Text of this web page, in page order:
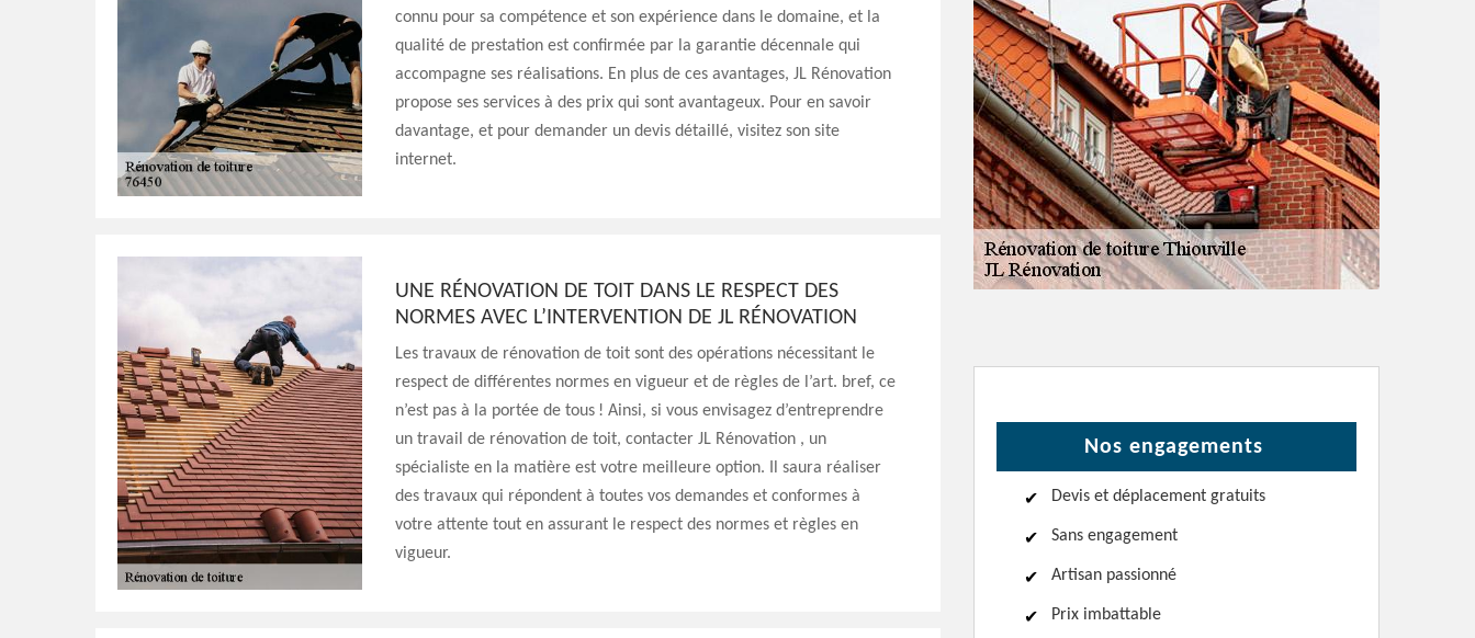
connu pour sa compétence et son expérience dans le domaine, et la
qualité de prestation est confirmée par la garantie décennale qui
accompagne ses réalisations. En plus de ces avantages, JL Rénovation
propose ses services à des prix qui sont avantageux. Pour en savoir
davantage, et pour demander un devis détaillé, visitez son site
internet.
UNE RÉNOVATION DE TOIT DANS LE RESPECT DES
NORMES AVEC L’INTERVENTION DE JL RÉNOVATION
Les travaux de rénovation de toit sont des opérations nécessitant le
respect de différentes normes en vigueur et de règles de l’art. bref, ce
n’est pas à la portée de tous ! Ainsi, si vous envisagez d’entreprendre
un travail de rénovation de toit, contacter JL Rénovation , un
spécialiste en la matière est votre meilleure option. Il saura réaliser
des travaux qui répondent à toutes vos demandes et conformes à
votre attente tout en assurant le respect des normes et règles en
vigueur.
Nos engagements
Devis et déplacement gratuits
Sans engagement
Artisan passionné
Prix imbattable